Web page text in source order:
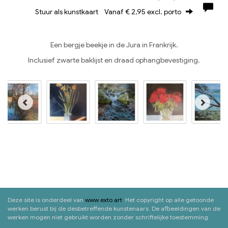
Stuur als kunstkaart Vanaf € 2,95 excl. porto
Een bergje beekje in de Jura in Frankrijk.
Inclusief zwarte baklijst en draad ophangbevestiging.
Deze site is onderdeel van www.exto.art. Het copyright op alle getoonde
werken berust bij de desbetreffende kunstenaars. De afbeeldingen van de
werken mogen niet gebruikt worden zonder schriftelijke toestemming.